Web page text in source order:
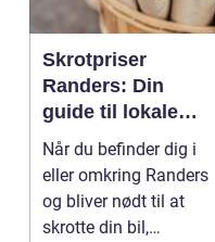
Skrotpriser
Randers: Din
guide til lokale
muligheder
Når du befinder dig i
eller omkring Randers
og bliver nødt til at
skrotte din bil,